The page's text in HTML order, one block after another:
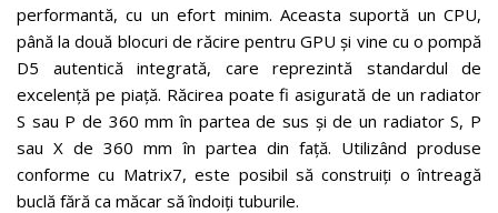
performantă, cu un efort minim. Aceasta suportă un CPU,
până la două blocuri de răcire pentru GPU și vine cu o pompă
D5 autentică integrată, care reprezintă standardul de
excelență pe piață. Răcirea poate fi asigurată de un radiator
S sau P de 360 mm în partea de sus și de un radiator S, P
sau X de 360 mm în partea din față. Utilizând produse
conforme cu Matrix7, este posibil să construiți o întreagă
buclă fără ca măcar să îndoiți tuburile.